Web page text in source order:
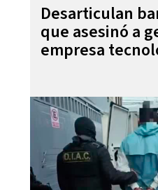
Desarticulan
que asesinó a
empresa